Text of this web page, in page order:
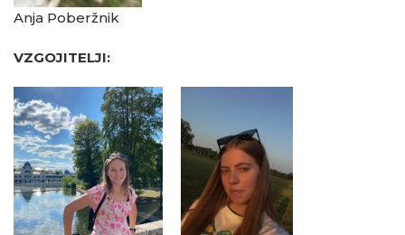
Anja Poberžnik
VZGOJITELJI: